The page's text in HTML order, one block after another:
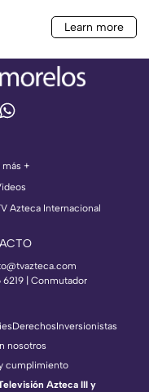
más +
Azteca Internacional
6219 | Conmutador
DerechosInversionistas
nosotros
cumplimiento
Azteca III y